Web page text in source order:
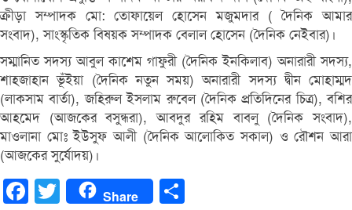
ক্রীড়া সম্পাদক মো: তোফায়েল হোসেন মজুমদার ( দৈনিক আমার
সংবাদ), সাংস্কৃতিক বিষয়ক সম্পাদক বেলাল হোসেন (দৈনিক নেইবার)।
সম্মানিত সদস্য আবুল কাশেম গাফুরী (দৈনিক ইনকিলাব) অনারারী সদস্য,
শাহজাহান ভূঁইয়া (দৈনিক নতুন সময়) অনারারী সদস্য দ্বীন মোহাম্মদ
(লাকসাম বার্তা), জহিরুল ইসলাম রুবেল (দৈনিক প্রতিদিনের চিত্র), বশির
আহমেদ (আজকের বসুন্ধরা), আবদুর রহিম বাবলু (দৈনিক সংবাদ),
মাওলানা মোঃ ইউসুফ আলী (দৈনিক আলোকিত সকাল) ও রৌশন আরা
(আজকের সুর্যোদয়)।
FacebookTwitter Share